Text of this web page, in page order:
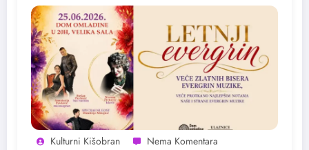
Kulturni Kišobran